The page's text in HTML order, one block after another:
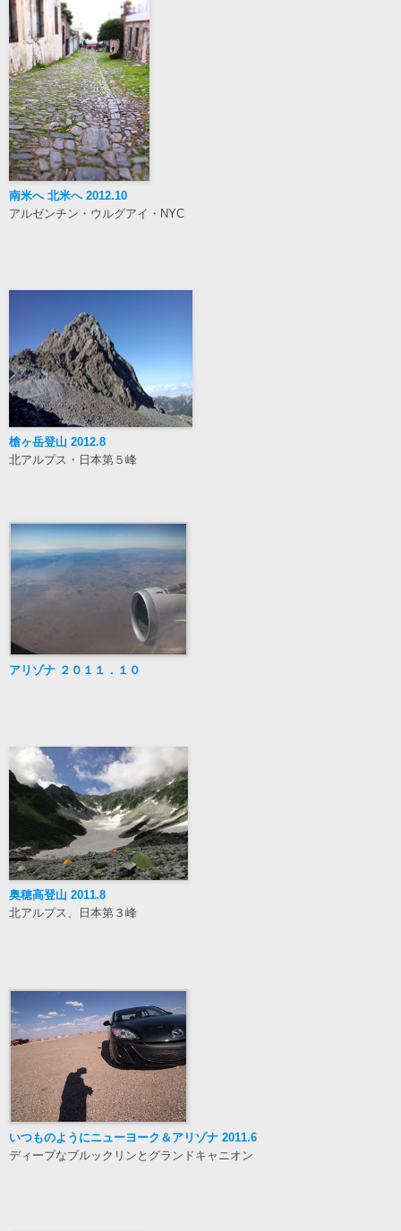
南米へ 北米へ 2012.10
アルゼンチン・ウルグアイ・NYC
槍ヶ岳登山 2012.8
北アルプス・日本第５峰
アリゾナ ２０１１．１０
奥穂高登山 2011.8
北アルプス、日本第３峰
いつものようにニューヨーク＆アリゾナ 2011.6
ディープなブルックリンとグランドキャニオン